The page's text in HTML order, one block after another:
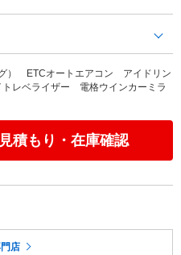
） ETCオートエアコン アイドリン
レベライザー 電格ウインカーミラ
見積もり・在庫確認
店